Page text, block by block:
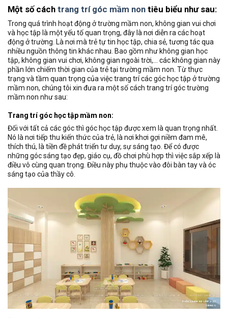
Một số cách trang trí góc mầm non tiêu biểu như sau:
Trong quá trình hoạt động ở trường mầm non, không gian vui chơi
và học tập là một yếu tố quan trọng, đây là nơi diễn ra các hoạt
động ở trường. Là nơi mà trẻ tự tin học tập, chia sẻ, tương tác qua
nhiều nguồn thông tin khác nhau. Bao gồm như không gian học
tập, không gian vui chơi, không gian ngoài trời,… các không gian này
phần lớn chiếm thời gian của trẻ tại trường mầm non. Từ thực
trạng và tầm quan trọng của việc trang trí các góc học tập ở trường
mầm non, chúng tôi xin đưa ra một số cách trang trí góc trường
mầm non như sau:
Trang trí góc học tập mầm non:
Đối với tất cả các góc thì góc học tập được xem là quan trọng nhất.
Nó là nơi tiếp thu kiến thức của trẻ, là nơi khơi gợi niềm đam mê,
thích thú, là tiền đề phát triển tư duy, sự sáng tạo. Để có được
những góc sáng tạo đẹp, giáo cụ, đồ chơi phù hợp thì việc sắp xếp là
điều vô cùng quan trọng. Điều này phụ thuộc vào đôi bàn tay và óc
sáng tạo của thầy cô.